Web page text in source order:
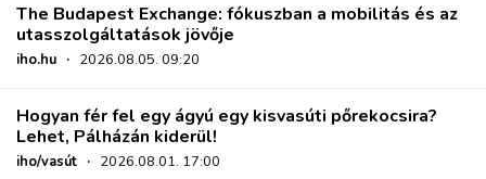
The Budapest Exchange: fókuszban a mobilitás és az
utasszolgáltatások jövője
iho.hu · 2026.08.05. 09:20
Hogyan fér fel egy ágyú egy kisvasúti pőrekocsira?
Lehet, Pálházán kiderül!
iho/vasút · 2026.08.01. 17:00